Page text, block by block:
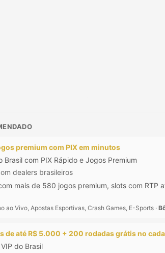
premium com PIX em minutos
Brasil com PIX Rápido e Jogos Premium
dealers brasileiros
mais de 580 jogos premium, slots com RTP
ao Vivo, Apostas Esportivas, Crash Games, E-Sports ·
de até R$ 5.000 + 200 rodadas grátis no
do Brasil